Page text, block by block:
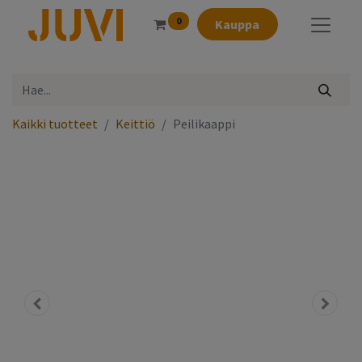
0 Kauppa
Kaikki tuotteet Keittiö Peilikaappi